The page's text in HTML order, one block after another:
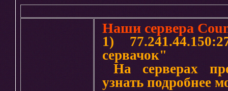
Наши сервера
1)
сервачок"
На серверах
узнать подробнее